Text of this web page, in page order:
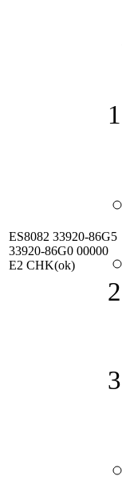
ES8082 33920-86G5
33920-86G0 00000
E2 CHK(ok)